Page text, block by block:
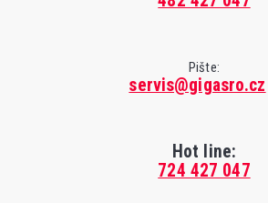
Pište:
servis@gigasro.cz
Hot line:
724 427 047